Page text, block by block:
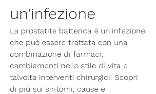
un'infezione
La prostatite batterica è un'infezione
che può essere trattata con una
combinazione di farmaci,
cambiamenti nello stile di vita e
talvolta interventi chirurgici. Scopri
di più sui sintomi, cause e